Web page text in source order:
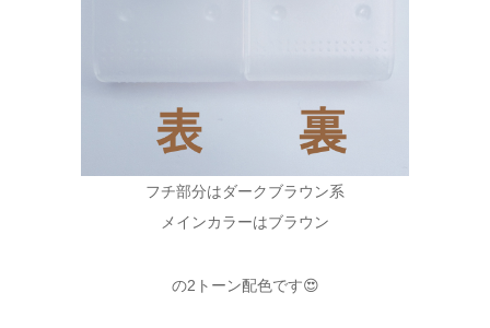
フチ部分はダークブラウン系
メインカラーはブラウン
の2トーン配色です😍